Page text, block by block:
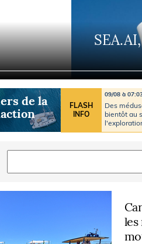
LOISIRS
Pêche en mer
Plongée
Glisse
de la
FLASH
INFO
09/08 à
Des
bientôt au
les